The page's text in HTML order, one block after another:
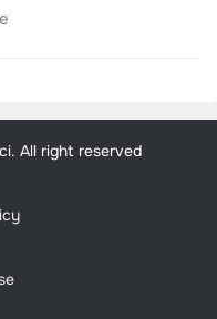
All right reserved